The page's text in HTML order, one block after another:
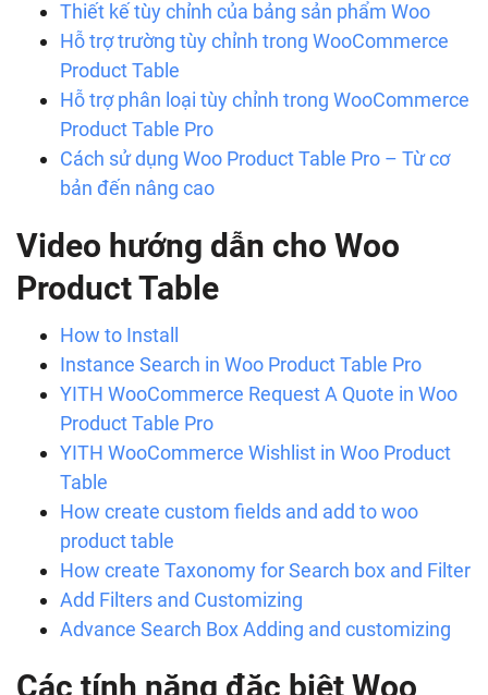
Thiết kế tùy chỉnh của bảng sản phẩm Woo
Hỗ trợ trường tùy chỉnh trong WooCommerce
Product Table
Hỗ trợ phân loại tùy chỉnh trong WooCommerce
Product Table Pro
Cách sử dụng Woo Product Table Pro – Từ cơ
bản đến nâng cao
Video hướng dẫn cho Woo
Product Table
How to Install
Instance Search in Woo Product Table Pro
YITH WooCommerce Request A Quote in Woo
Product Table Pro
YITH WooCommerce Wishlist in Woo Product
Table
How create custom fields and add to woo
product table
How create Taxonomy for Search box and Filter
Add Filters and Customizing
Advance Search Box Adding and customizing
Các tính năng đặc biệt Woo